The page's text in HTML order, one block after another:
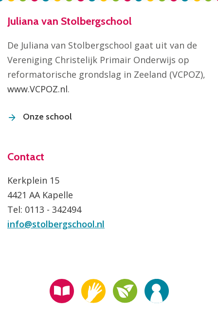
Juliana van Stolbergschool
De Juliana van Stolbergschool gaat uit van de
Vereniging Christelijk Primair Onderwijs op
reformatorische grondslag in Zeeland (VCPOZ),
www.VCPOZ.nl.
Onze school
Contact
Kerkplein 15
4421 AA Kapelle
Tel: 0113 - 342494
info@stolbergschool.nl